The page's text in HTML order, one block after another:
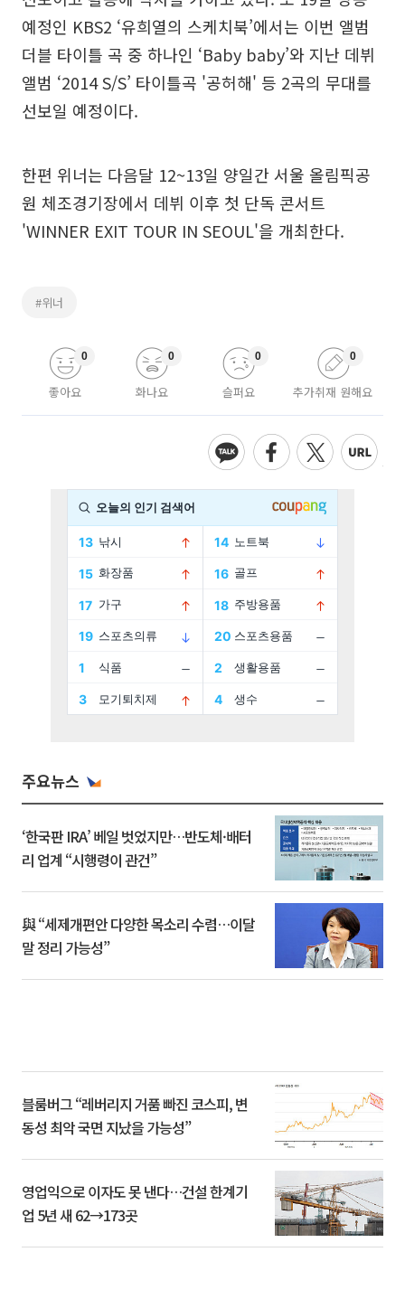
예정인 KBS2 ‘유희열의 스케치북’에서는 이번 앨범
더블 타이틀 곡 중 하나인 ‘Baby baby’와 지난 데뷔
앨범 ‘2014 S/S’ 타이틀곡 '공허해' 등 2곡의 무대를
선보일 예정이다.
한편 위너는 다음달 12~13일 양일간 서울 올림픽공
원 체조경기장에서 데뷔 이후 첫 단독 콘서트
'WINNER EXIT TOUR IN SEOUL'을 개최한다.
#위너
좋아요
0
화나요
0
슬퍼요
0
추가취재 원해요
0
주요뉴스
‘한국판 IRA’ 베일 벗었지만…반도체·배터
리 업계 “시행령이 관건”
與 “세제개편안 다양한 목소리 수렴…이달
말 정리 가능성”
블룸버그 “레버리지 거품 빠진 코스피, 변
동성 최악 국면 지났을 가능성”
영업익으로 이자도 못 낸다…건설 한계기
업 5년 새 62→173곳